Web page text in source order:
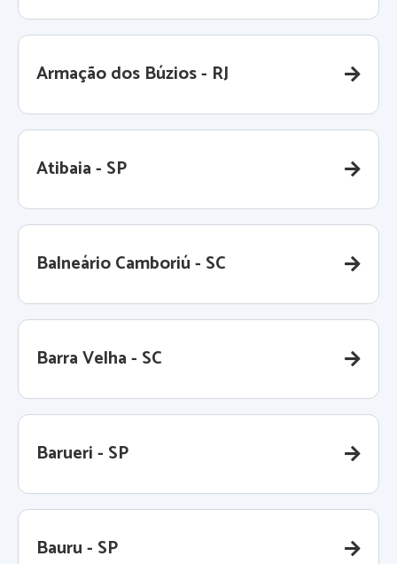
Armação dos Búzios - RJ
Atibaia - SP
Balneário Camboriú - SC
Barra Velha - SC
Barueri - SP
Bauru - SP